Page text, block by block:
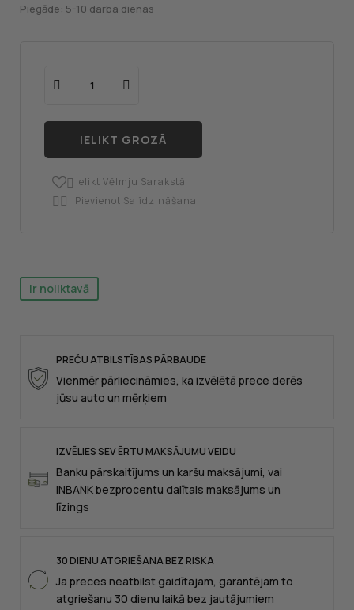
Piegāde: 5-10 darba dienas
IELIKT GROZĀ
 Ielikt Vēlmju Sarakstā

Pievienot Salīdzināšanai
Ir noliktavā
PREČU ATBILSTĪBAS PĀRBAUDE
Vienmēr pārliecināmies, ka izvēlētā prece derēs
jūsu auto un mērķiem
IZVĒLIES SEV ĒRTU MAKSĀJUMU VEIDU
Banku pārskaitījums un karšu maksājumi, vai
INBANK bezprocentu dalītais maksājums un
līzings
30 DIENU ATGRIEŠANA BEZ RISKA
Ja preces neatbilst gaidītajam, garantējam to
atgriešanu 30 dienu laikā bez jautājumiem